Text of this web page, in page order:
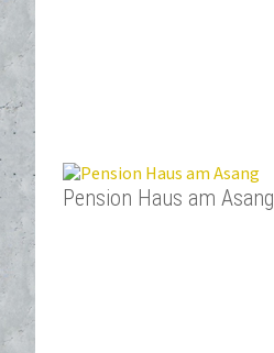
Pension Haus am Asang